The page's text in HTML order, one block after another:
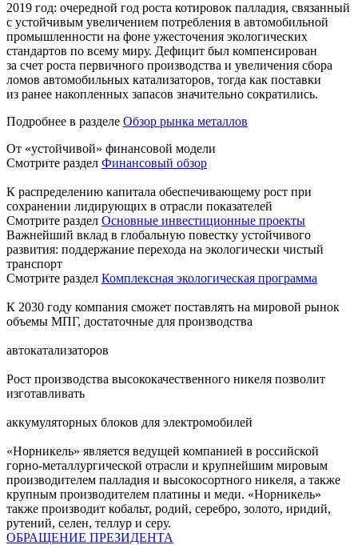
2019 год: очередной год роста котировок палладия, связанный
с устойчивым увеличением потребления в автомобильной
промышленности на фоне ужесточения экологических
стандартов по всему миру. Дефицит был компенсирован
за счет роста первичного производства и увеличения сбора
ломов автомобильных катализаторов, тогда как поставки
из ранее накопленных запасов значительно сократились.
Подробнее в разделе Обзор рынка металлов
От «устойчивой» финансовой модели
Смотрите раздел Финансовый обзор
К распределению капитала обеспечивающему рост при
сохранении лидирующих в отрасли показателей
Смотрите раздел Основные инвестиционные проекты
Важнейший вклад в глобальную повестку устойчивого
развития: поддержание перехода на экологически чистый
транспорт
Смотрите раздел Комплексная экологическая программа
К 2030 году компания сможет поставлять на мировой рынок
объемы МПГ, достаточные для производства
автокатализаторов
Рост производства высококачественного никеля позволит
изготавливать
аккумуляторных блоков для электромобилей
«Норникель» является ведущей компанией в российской
горно-металлургической отрасли и крупнейшим мировым
производителем палладия и высокосортного никеля, а также
крупным производителем платины и меди. «Норникель»
также производит кобальт, родий, серебро, золото, иридий,
рутений, селен, теллур и серу.
ОБРАЩЕНИЕ ПРЕЗИДЕНТА